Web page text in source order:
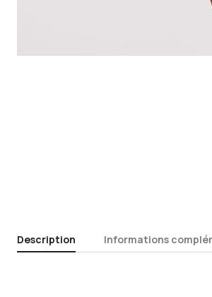
Description Informations